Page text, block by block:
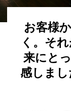
お客様
く。そ
来にと
感しま